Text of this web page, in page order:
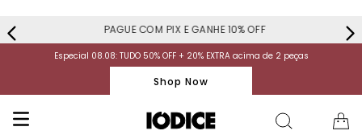
PAGUE COM PIX E GANHE 10% OFF
Especial 08.08: TUDO 50% OFF + 20% EXTRA acima de 2 peças
Shop Now